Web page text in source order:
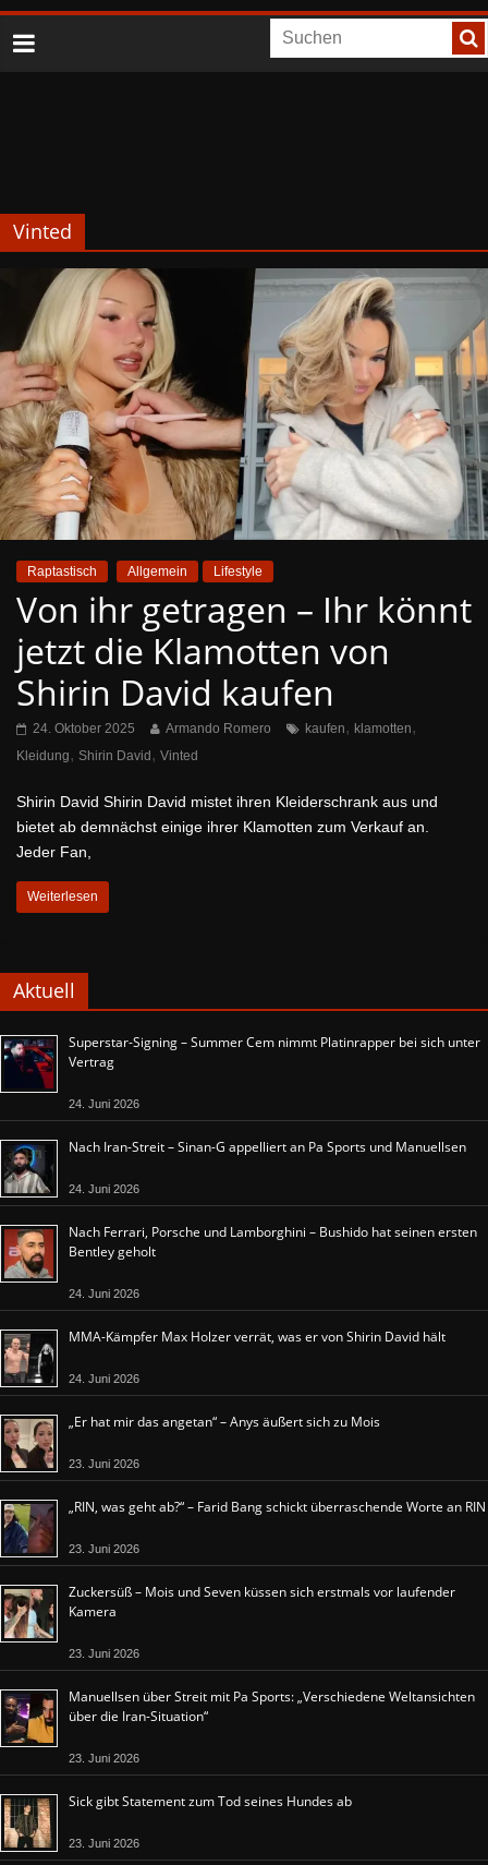
Vinted
Raptastisch Allgemein Lifestyle
Von ihr getragen – Ihr könnt
jetzt die Klamotten von
Shirin David kaufen
24. Oktober 2025 Armando Romero kaufen, klamotten,
Kleidung, Shirin David , Vinted
Shirin David Shirin David mistet ihren Kleiderschrank aus und
bietet ab demnächst einige ihrer Klamotten zum Verkauf an.
Jeder Fan,
Weiterlesen
Aktuell
Superstar-Signing – Summer Cem nimmt Platinrapper bei sich unter
Vertrag
24. Juni 2026
Nach Iran-Streit – Sinan-G appelliert an Pa Sports und Manuellsen
24. Juni 2026
Nach Ferrari, Porsche und Lamborghini – Bushido hat seinen ersten
Bentley geholt
24. Juni 2026
MMA-Kämpfer Max Holzer verrät, was er von Shirin David hält
24. Juni 2026
„Er hat mir das angetan“ – Anys äußert sich zu Mois
23. Juni 2026
„RIN, was geht ab?“ – Farid Bang schickt überraschende Worte an RIN
23. Juni 2026
Zuckersüß – Mois und Seven küssen sich erstmals vor laufender
Kamera
23. Juni 2026
Manuellsen über Streit mit Pa Sports: „Verschiedene Weltansichten
über die Iran-Situation“
23. Juni 2026
Sick gibt Statement zum Tod seines Hundes ab
23. Juni 2026